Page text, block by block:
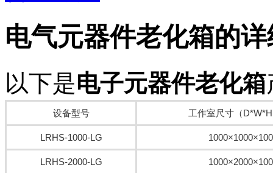
电气元器件老化箱的
以下是电子元器件老化箱
设备型号 工作室尺寸（
LRHS-1000-LG
LRHS-2000-LG